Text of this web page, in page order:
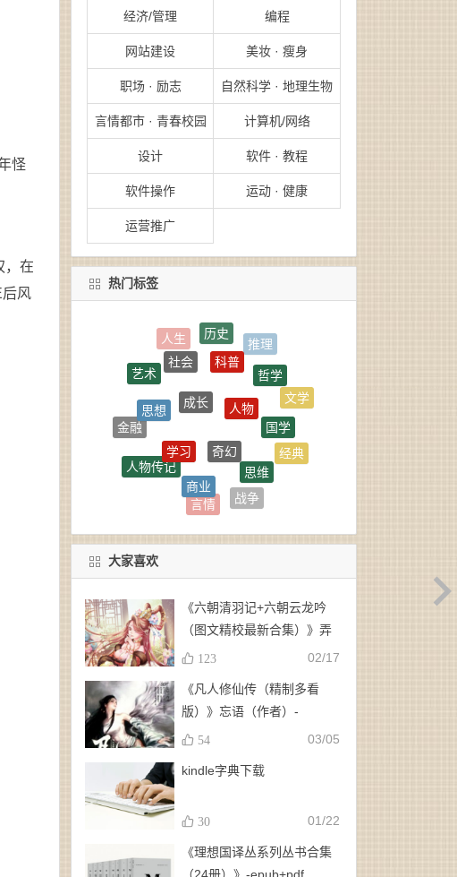
怪
，在
风
经济/管理 编程
网站建设 美妆 · 瘦身
职场 · 励志 自然科学 · 地理生物
言情都市 · 青春校园 计算机/网络
设计 软件 · 教程
软件操作 运动 · 健康
运营推广
热门标签
艺术
社会
科普
哲学
文学
金融
思想
成长
人物
国学
经典
悬疑
玄幻
政治
励志
人物传记
学习 奇幻
思维
战争
言情
商业
大家喜欢
《六朝清羽记+六朝云龙吟
（图文精校最新合集）》弄
玉、龙璇（作者）-
123 02/17
《凡人修仙传（精制多看
版）》忘语（作者）-
epub+mobi
54 03/05
kindle字典下载
30 01/22
《理想国译丛系列丛书合集